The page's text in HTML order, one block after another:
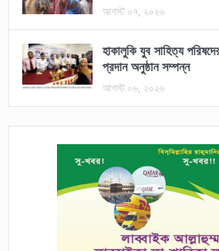
আগস্ট ০৭, ২০২৬
হাকালুকি যুব সাহিত্য
প্রদান অনুষ্ঠান সম্পন্ন
আগস্ট ০৬, ২০২৬